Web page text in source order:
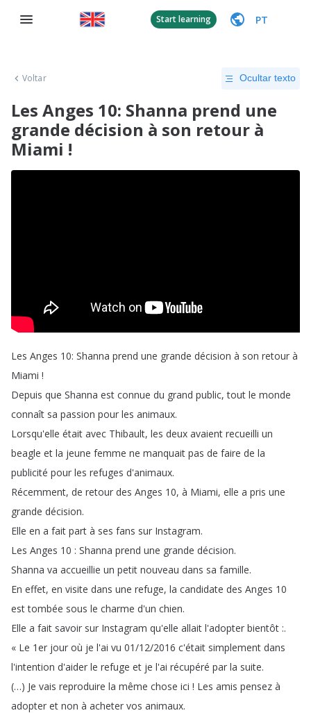
Start learning PT
Voltar Ocultar texto
Les Anges 10: Shanna prend une
grande décision à son retour à
Miami !
Les Anges 10: Shanna prend une grande décision à son retour à
Miami !
Depuis que Shanna est connue du grand public,tout le monde
connaît sa passion pour les animaux.
Lorsqu'elle était avec Thibault, les deux avaient recueilli un
beagle et la jeune femme ne manquait pas de faire de la
publicité pour les refuges d'animaux.
Récemment, de retour des Anges 10, à Miami, elle a pris une
grande décision.
Elle en a fait part à ses fans sur Instagram.
Les Anges 10 : Shanna prend une grande décision.
Shanna va accueillie un petit nouveau dans sa famille.
En effet, en visite dans une refuge, la candidate des Anges 10
est tombée sous le charme d'un chien.
Elle a fait savoir sur Instagram qu'elle allait l'adopter bientôt :.
« Le 1er jour où je l'ai vu 01/12/2016 c'était simplement dans
l'intention d'aider le refuge et je l'ai récupéré par la suite.
(…) Je vais reproduire la même chose ici ! Les amis pensez à
adopter et non à acheter vos animaux.